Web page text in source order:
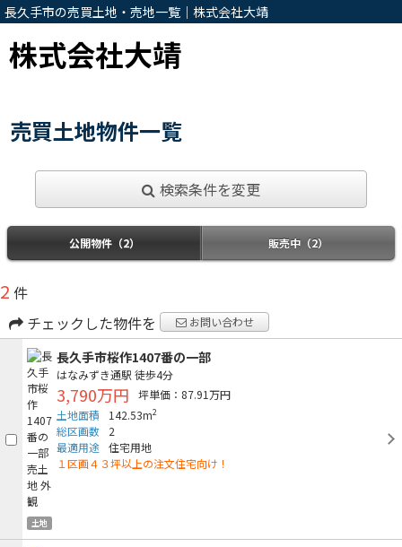
長久手市の売買土地・売地一覧｜株式会社大靖
株式会社大靖
売買土地物件一覧
検索条件を変更
公開物件（2） 販売中（2）
2 件
チェックした物件を
お問い合わせ
土地
長久手市桜作1407番の一部
はなみずき通駅 徒歩4分
3,790万円
坪単価：87.91万円
土地面積
142.53m2
総区画数
2
最適用途 住宅用地
１区画４３坪以上の注文住宅向け！